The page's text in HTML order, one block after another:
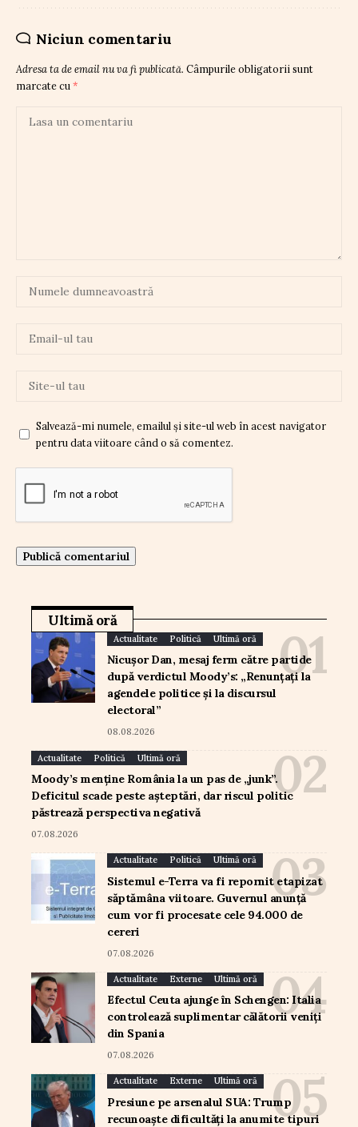
Niciun comentariu
Adresa ta de email nu va fi publicată. Câmpurile obligatorii sunt
marcate cu *
Salvează-mi numele, emailul și site-ul web în acest navigator
pentru data viitoare când o să comentez.
Ultimă oră
Actualitate Politică Ultimă oră
Nicușor Dan, mesaj ferm către partide
după verdictul Moody’s: „Renunțați la
agendele politice și la discursul
electoral”
08.08.2026
Actualitate Politică Ultimă oră
Moody’s menține România la un pas de „junk”.
Deficitul scade peste așteptări, dar riscul politic
păstrează perspectiva negativă
07.08.2026
Actualitate Politică Ultimă oră
Sistemul e-Terra va fi repornit etapizat
săptămâna viitoare. Guvernul anunță
cum vor fi procesate cele 94.000 de
cereri
07.08.2026
Actualitate Externe Ultimă oră
Efectul Ceuta ajunge în Schengen: Italia
controlează suplimentar călătorii veniți
din Spania
07.08.2026
Actualitate Externe Ultimă oră
Presiune pe arsenalul SUA: Trump
recunoaște dificultăți la anumite tipuri